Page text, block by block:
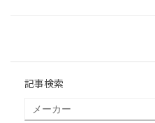
記事検索